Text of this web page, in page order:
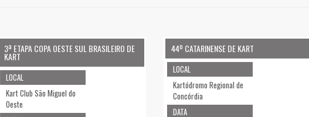
3ª ETAPA COPA OESTE SUL BRASILEIRO DE
KART
LOCAL
Kart Club São Miguel do
Oeste
44º CATARINENSE DE KART
LOCAL
Kartódromo Regional de
Concórdia
DATA